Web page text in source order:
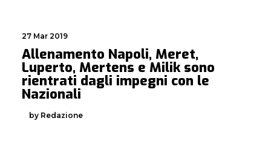
27 Mar 2019
Allenamento Napoli, Meret,
Luperto, Mertens e Milik sono
rientrati dagli impegni con le
Nazionali
by Redazione